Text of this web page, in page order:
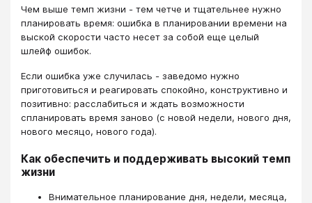
Чем выше темп жизни - тем четче и тщательнее нужно
планировать время: ошибка в планировании времени на
выской скорости часто несет за собой еще целый
шлейф ошибок.
Если ошибка уже случилась - заведомо нужно
приготовиться и реагировать спокойно, конструктивно и
позитивно: расслабиться и ждать возможности
спланировать время заново (с новой недели, нового дня,
нового месяцо, нового года).
Как обеспечить и поддерживать высокий темп
жизни
Внимательное планирование дня, недели, месяца,